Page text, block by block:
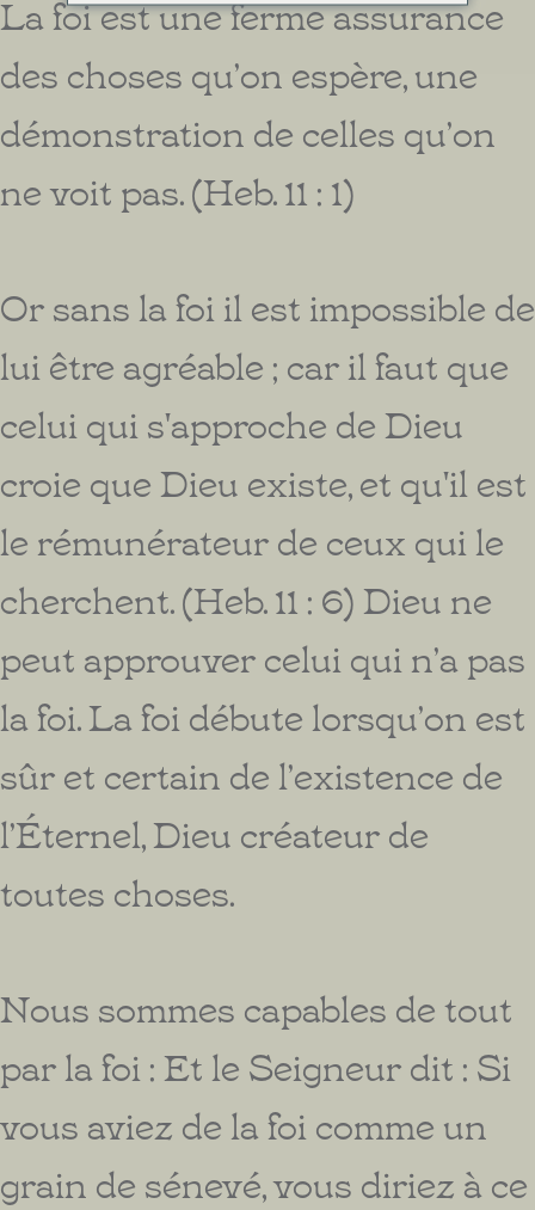
La foi est une ferme assurance
des choses qu’on espère, une
démonstration de celles qu’on
ne voit pas. (Heb. 11 : 1)
Or sans la foi il est impossible de
lui être agréable ; car il faut que
celui qui s'approche de Dieu
croie que Dieu existe, et qu'il est
le rémunérateur de ceux qui le
cherchent. (Heb. 11 : 6) Dieu ne
peut approuver celui qui n’a pas
la foi. La foi débute lorsqu’on est
sûr et certain de l’existence de
l’Éternel, Dieu créateur de
toutes choses.
Nous sommes capables de tout
par la foi : Et le Seigneur dit : Si
vous aviez de la foi comme un
grain de sénevé, vous diriez à ce